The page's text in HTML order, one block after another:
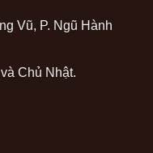
Vũ, P. Ngũ Hành
Chủ Nhật.